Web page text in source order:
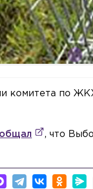
комитета по
, что